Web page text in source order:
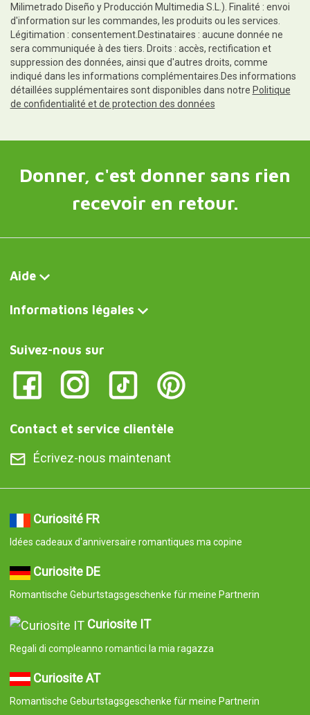
Milimetrado Diseño y Producción Multimedia S.L.). Finalité : envoi
d'information sur les commandes, les produits ou les services.
Légitimation : consentement.Destinataires : aucune donnée ne
sera communiquée à des tiers. Droits : accès, rectification et
suppression des données, ainsi que d'autres droits, comme
indiqué dans les informations complémentaires.Des informations
détaillées supplémentaires sont disponibles dans notre Politique
de confidentialité et de protection des données
Donner, c'est donner sans rien
recevoir en retour.
Aide
Informations légales
Suivez-nous sur
Contact et service clientèle
Écrivez-nous maintenant
Curiosité FR
Idées cadeaux d'anniversaire romantiques ma copine
Curiosite DE
Romantische Geburtstagsgeschenke für meine Partnerin
Curiosite IT
Regali di compleanno romantici la mia ragazza
Curiosite AT
Romantische Geburtstagsgeschenke für meine Partnerin